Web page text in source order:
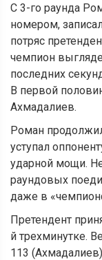
С 3-го раунда
номером,
потряс
чемпион
последних
В первой
Ахмадалиев.
Роман
уступал
ударной мощи.
раундовых
даже в
Претендент
й трехминутке.
113